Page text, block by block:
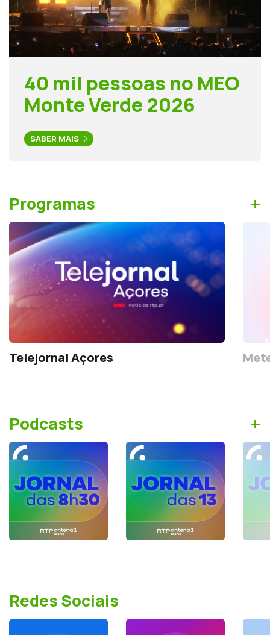
40 mil pessoas no MEO
Monte Verde 2026
SABER MAIS
Programas +
Telejornal Açores
Podcasts +
Redes Sociais